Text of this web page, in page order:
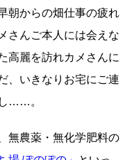
朝からの畑仕事の疲れ
さんご本人には会えな
高麗を訪れカメさんに
、いきなりお宅にご連
……。
無農薬・無化学肥料の